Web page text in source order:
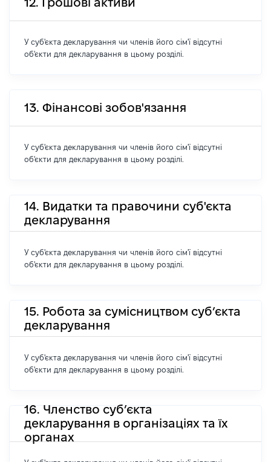
У суб'єкта декларування чи членів його сім'ї відсутні
об'єкти для декларування в цьому розділі.
13. Фінансові зобов'язання
У суб'єкта декларування чи членів його сім'ї відсутні
об'єкти для декларування в цьому розділі.
14. Видатки та правочини суб'єкта
декларування
У суб'єкта декларування чи членів його сім'ї відсутні
об'єкти для декларування в цьому розділі.
15. Робота за сумісництвом суб’єкта
декларування
У суб'єкта декларування чи членів його сім'ї відсутні
об'єкти для декларування в цьому розділі.
16. Членство суб’єкта
декларування в організаціях та їх
органах